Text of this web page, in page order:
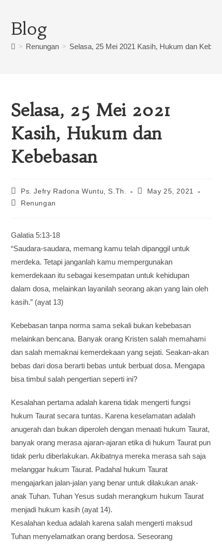
Blog
> Renungan > Selasa, 25 Mei 2021 Kasih, Hukum dan
Selasa, 25 Mei 2021
Kasih, Hukum dan
Kebebasan
Ps. Jefry Radona Wuntu, S.Th.
May 25, 2021
Renungan
Galatia 5:13-18
“Saudara-saudara, memang kamu telah dipanggil untuk
merdeka. Tetapi janganlah kamu mempergunakan
kemerdekaan itu sebagai kesempatan untuk kehidupan
dalam dosa, melainkan layanilah seorang akan yang lain oleh
kasih.” (ayat 13)
Kebebasan tanpa norma sama sekali bukan kebebasan
melainkan bencana. Banyak orang Kristen salah memahami
dan salah memaknai kemerdekaan yang sejati. Seakan-akan
bebas dari dosa berarti bebas untuk berbuat dosa. Mengapa
bisa timbul salah pengertian seperti ini?
Kesalahan pertama adalah karena tidak mengerti fungsi
hukum Taurat secara tuntas. Karena keselamatan adalah
anugerah dan bukan diperoleh dengan menaati hukum Taurat,
banyak orang merasa ajaran-ajaran etika di hukum Taurat pun
tidak perlu diberlakukan. Akibatnya mereka merasa sah saja
melanggar hukum Taurat. Padahal hukum Taurat
mengajarkan jalan-jalan yang benar untuk dilakukan anak-
anak Tuhan. Tuhan Yesus sudah merangkum hukum Taurat
menjadi hukum kasih (ayat 14).
Kesalahan kedua adalah karena salah mengerti maksud
Tuhan menyelamatkan orang berdosa. Seseorang